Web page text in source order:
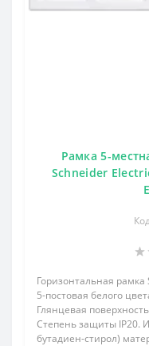
Рамка 5-
Schneider
Горизонтальная рамка
5-постовая белого
Глянцевая
Степень защиты IP20.
бутадиен-стирол)